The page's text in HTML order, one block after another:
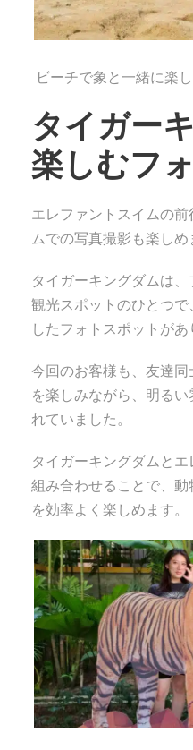
ビーチで象と一緒に楽
タイガー
楽しむフ
エレファントスイムの
ムでの写真撮影も楽しめ
タイガーキングダムは
観光スポットのひとつ
したフォトスポットがあ
今回のお客様も、友達
を楽しみながら、明る
れていました。
タイガーキングダムと
組み合わせることで、
を効率よく楽しめます。